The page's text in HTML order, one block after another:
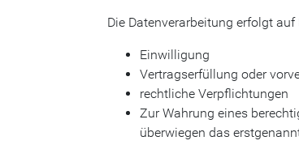
Die Datenverarbeitung erfolgt
Einwilligung
Vertragserfüllung oder
rechtliche Verpflichtungen
Zur Wahrung eines
überwiegen das